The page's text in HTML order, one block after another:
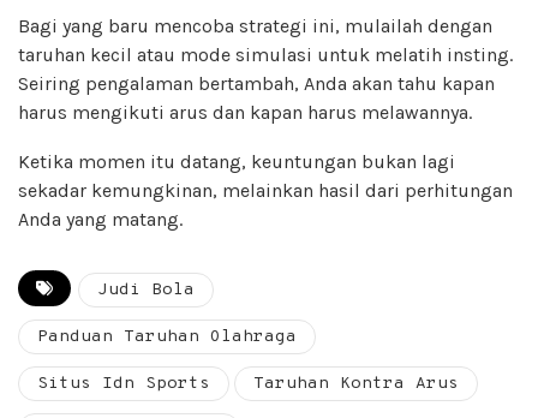
Bagi yang baru mencoba strategi ini, mulailah dengan
taruhan kecil atau mode simulasi untuk melatih insting.
Seiring pengalaman bertambah, Anda akan tahu kapan
harus mengikuti arus dan kapan harus melawannya.
Ketika momen itu datang, keuntungan bukan lagi
sekadar kemungkinan, melainkan hasil dari perhitungan
Anda yang matang.
Judi Bola
Panduan Taruhan Olahraga
Situs Idn Sports Taruhan Kontra Arus